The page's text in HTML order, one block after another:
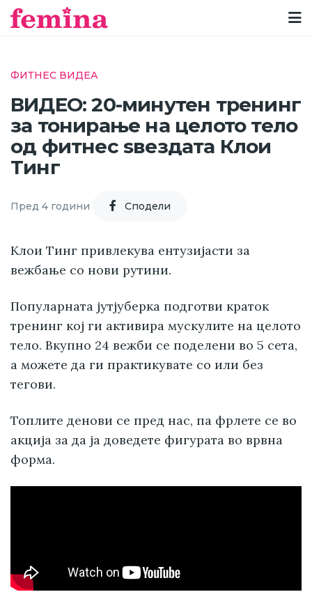
ФИТНЕС ВИДЕА
ВИДЕО: 20-минутен тренинг
за тонирање на целото тело
од фитнес ѕвездата Клои
Тинг
Пред 4 години Cподели
Клои Тинг привлекува ентузијасти за
вежбање со нови рутини.
Популарната јутјуберка подготви краток
тренинг кој ги активира мускулите на целото
тело. Вкупно 24 вежби се поделени во 5 сета,
а можете да ги практикувате со или без
тегови.
Топлите денови се пред нас, па фрлете се во
акција за да ја доведете фигурата во врвна
форма.